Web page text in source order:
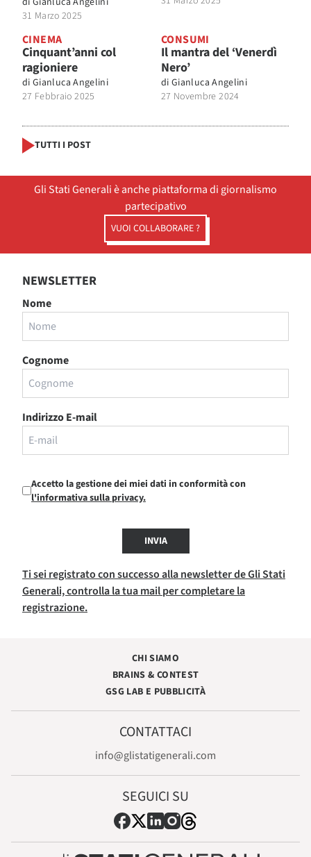
31 Marzo 2025
CINEMA
Cinquant’anni col
ragioniere
di Gianluca Angelini
27 Febbraio 2025
CONSUMI
Il mantra del ‘Venerdì
Nero’
di Gianluca Angelini
27 Novembre 2024
TUTTI I POST
Gli Stati Generali è anche piattaforma di giornalismo
partecipativo
VUOI COLLABORARE ?
NEWSLETTER
Nome
Cognome
Indirizzo E-mail
Accetto la gestione dei miei dati in conformità con
l'informativa sulla privacy.
INVIA
Ti sei registrato con successo alla newsletter de Gli Stati
Generali, controlla la tua mail per completare la
registrazione.
CHI SIAMO
BRAINS & CONTEST
GSG LAB E PUBBLICITÀ
CONTATTACI
info@glistatigenerali.com
SEGUICI SU